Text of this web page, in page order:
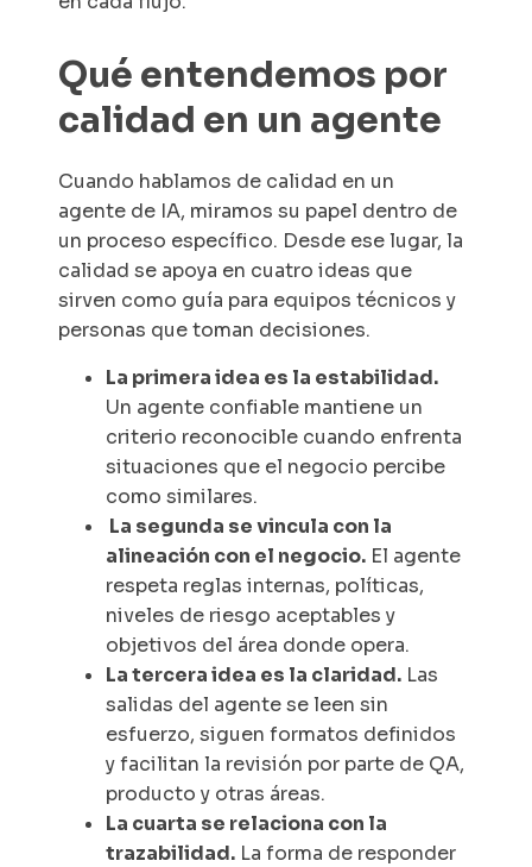
Qué entendemos por
calidad en un agente
Cuando hablamos de calidad en un
agente de IA, miramos su papel dentro de
un proceso específico. Desde ese lugar, la
calidad se apoya en cuatro ideas que
sirven como guía para equipos técnicos y
personas que toman decisiones.
La primera idea es la estabilidad.
Un agente confiable mantiene un
criterio reconocible cuando enfrenta
situaciones que el negocio percibe
como similares.
La segunda se vincula con la
alineación con el negocio. El agente
respeta reglas internas, políticas,
niveles de riesgo aceptables y
objetivos del área donde opera.
La tercera idea es la claridad. Las
salidas del agente se leen sin
esfuerzo, siguen formatos definidos
y facilitan la revisión por parte de QA,
producto y otras áreas.
La cuarta se relaciona con la
trazabilidad. La forma de responder